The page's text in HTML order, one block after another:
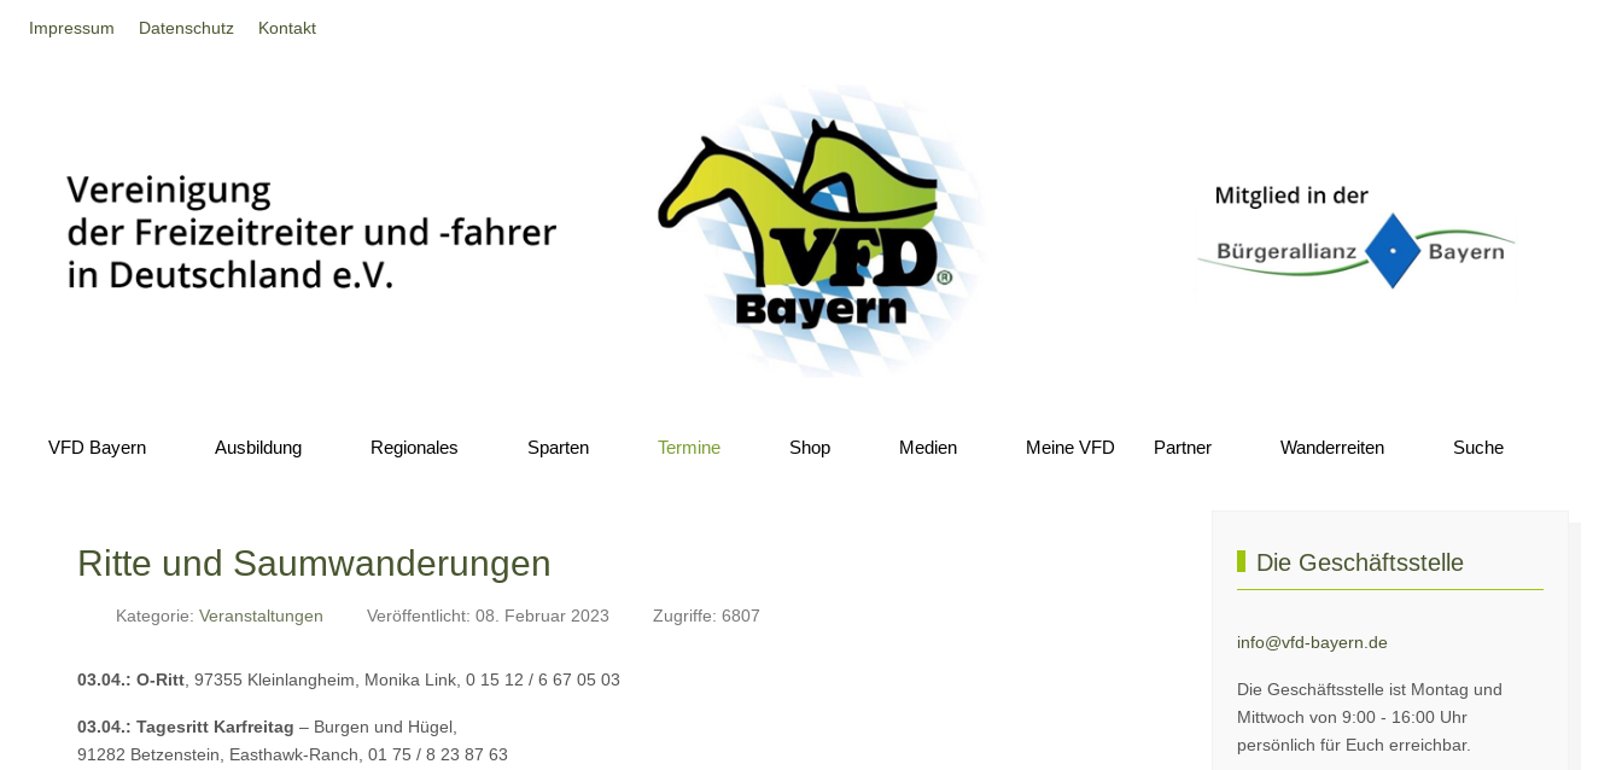
Impressum Datenschutz Kontakt
VFD Bayern Ausbildung Regionales Sparten Termine Shop Medien Meine VFD Partner Wanderreiten Suche
Ritte und Saumwanderungen
Kategorie: Veranstaltungen Veröffentlicht: 08. Februar 2023 Zugriffe: 6807
03.04.: O-Ritt , 97355 Kleinlangheim, Monika Link, 0 15 12 / 6 67 05 03
03.04.: Tagesritt Karfreitag – Burgen und Hügel,
91282 Betzenstein, Easthawk-Ranch, 01 75 / 8 23 87 63
Die Geschäftsstelle
info@vfd-bayern.de
Die Geschäftsstelle ist Montag und
Mittwoch von 9:00 - 16:00 Uhr
persönlich für Euch erreichbar.